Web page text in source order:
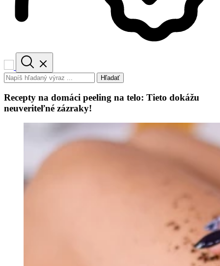
Hľadať
Recepty na domáci peeling na telo: Tieto dokážu
neuveriteľné zázraky!